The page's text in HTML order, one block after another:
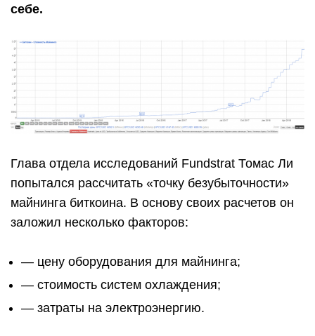
себе.
Глава отдела исследований Fundstrat Томас Ли
попытался рассчитать «точку безубыточности»
майнинга биткоина. В основу своих расчетов он
заложил несколько факторов:
— цену оборудования для майнинга;
— стоимость систем охлаждения;
— затраты на электроэнергию.